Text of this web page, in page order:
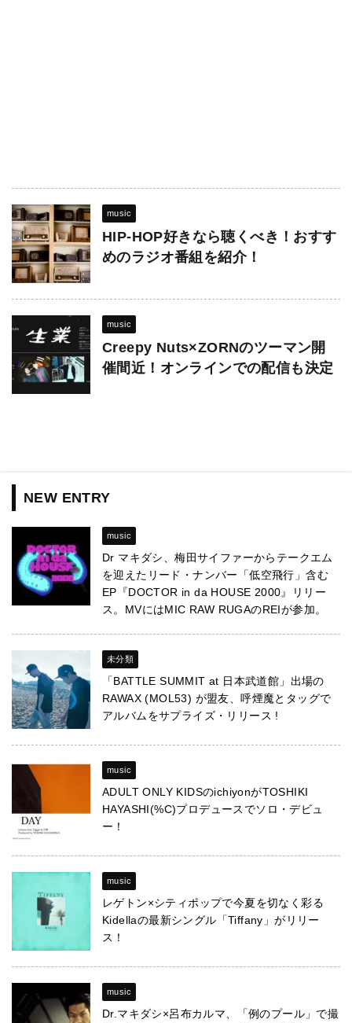
music
HIP-HOP好きなら聴くべき！おすす
めのラジオ番組を紹介！
music
Creepy Nuts×ZORNのツーマン開
催間近！オンラインでの配信も決定
NEW ENTRY
music
Dr マキダシ、梅田サイファーからテークエム
を迎えたリード・ナンバー「低空飛行」含む
EP『DOCTOR in da HOUSE 2000』リリー
ス。MVにはMIC RAW RUGAのREIが参加。
未分類
「BATTLE SUMMIT at 日本武道館」出場の
RAWAX (MOL53) が盟友、呼煙魔とタッグで
アルバムをサプライズ・リリース !
music
ADULT ONLY KIDSのichiyonがTOSHIKI
HAYASHI(%C)プロデュースでソロ・デビュ
ー！
music
レゲトン×シティポップで今夏を切なく彩る
Kidellaの最新シングル「Tiffany」がリリー
ス！
music
Dr.マキダシ×呂布カルマ、「例のプール」で撮